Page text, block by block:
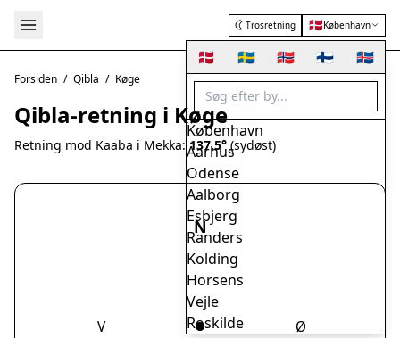
Trosretning 🇩🇰København
🇩🇰 🇸🇪 🇳🇴 🇫🇮 🇮🇸
København
Aarhus
Odense
Aalborg
Esbjerg
Randers
Kolding
Horsens
Vejle
Roskilde
Forsiden / Qibla / Køge
Qibla-retning i Køge
Retning mod Kaaba i Mekka: 137.5°(sydøst)
N
Ø
V